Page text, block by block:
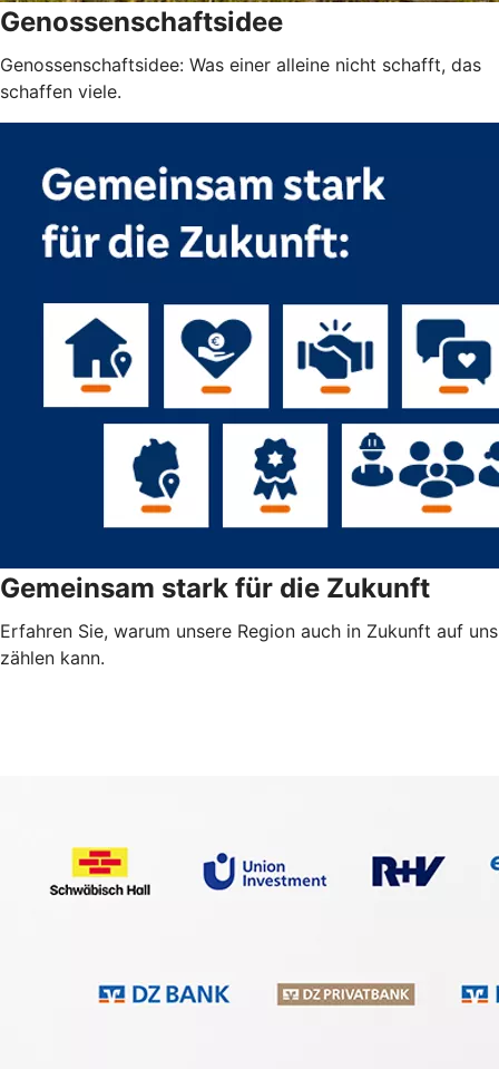
Genossenschaftsidee
Genossenschaftsidee: Was einer alleine nicht schafft, das
schaffen viele.
Gemeinsam stark für die Zukunft
Erfahren Sie, warum unsere Region auch in Zukunft auf uns
zählen kann.